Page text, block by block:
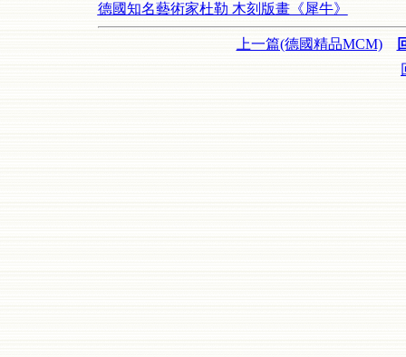
德國知名藝術家杜勒 木刻版畫《犀牛》
上一篇(德國精品MCM)